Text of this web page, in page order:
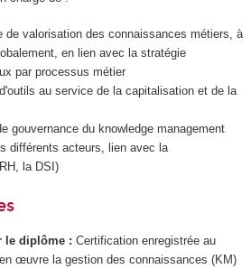
de valorisation des connaissances métiers, à
en lien avec la stratégie
par processus métier
au service de la capitalisation et de la
gouvernance du knowledge management
différents acteurs, lien avec la
la DSI)
le diplôme : Certification enregistrée au
œuvre la gestion des connaissances (KM)